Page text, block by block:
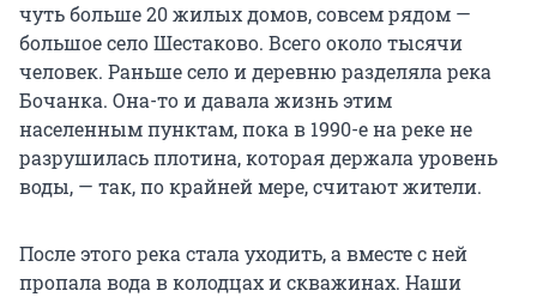
чуть больше 20 жилых домов, совсем рядом —
большое село Шестаково. Всего около тысячи
человек. Раньше село и деревню разделяла река
Бочанка. Она-то и давала жизнь этим
населенным пунктам, пока в 1990-е на реке не
разрушилась плотина, которая держала уровень
воды, — так, по крайней мере, считают жители.
После этого река стала уходить, а вместе с ней
пропала вода в колодцах и скважинах. Наши